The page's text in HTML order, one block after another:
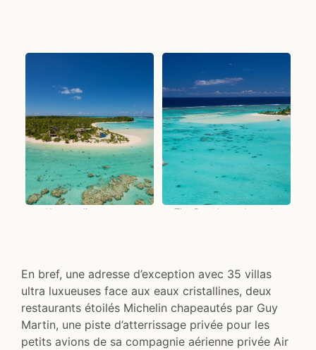
Un paradis sur terre
The Brando, au bout du
En bref, une adresse d’exception avec 35 villas
ultra luxueuses face aux eaux cristallines, deux
restaurants étoilés Michelin chapeautés par Guy
Martin, une piste d’atterrissage privée pour les
petits avions de sa compagnie aérienne privée Air